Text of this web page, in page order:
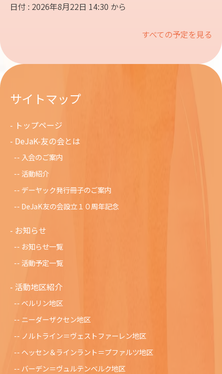
日付 : 2026年8月22日 14:30 から
すべての予定を見る
サイトマップ
トップページ
DeJaK-友の会とは
入会のご案内
活動紹介
デーヤック発行冊子のご案内
DeJaK友の会設立１０周年記念
お知らせ
お知らせ一覧
活動予定一覧
活動地区紹介
ベルリン地区
ニーダーザクセン地区
ノルトライン＝ヴェストファーレン地区
ヘッセン＆ラインラント＝プファルツ地区
バーデン＝ヴュルテンベルク地区